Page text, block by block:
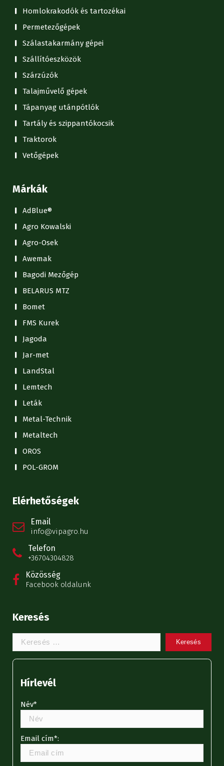
Homlokrakodók és tartozékai
Permetezőgépek
Szálastakarmány gépei
Szállítóeszközök
Szárzúzók
Talajművelő gépek
Tápanyag utánpótlók
Tartály és szippantókocsik
Traktorok
Vetőgépek
Márkák
AdBlue®
Agro Kowalski
Agro-Osek
Awemak
Bagodi Mezőgép
BELARUS MTZ
Bomet
FMS Kurek
Jagoda
Jar-met
LandStal
Lemtech
Leták
Metal-Technik
Metaltech
OROS
POL-GROM
Elérhetőségek
Email
info@vipagro.hu
Telefon
+36704304828
Közösség
Facebook oldalunk
Keresés
Keresem:
Hírlevél
Név*
Email cím*: